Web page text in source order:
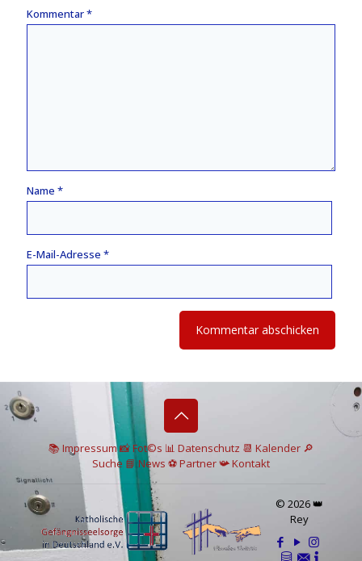
Kommentar*
Name *
E-Mail-Adresse *
📚 Impressum📸Fot©s 📊 Datenschutz 📆 Kalender 🔎
Suche 📘 News ⚽Partner📯Kontakt
© 2026 👑
Rey